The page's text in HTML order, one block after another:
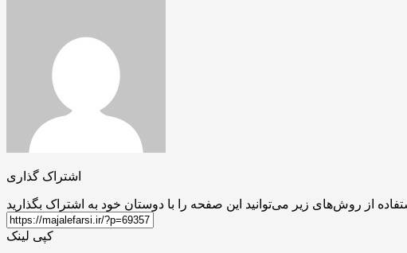
اشتراک گذاری
کپی لینک